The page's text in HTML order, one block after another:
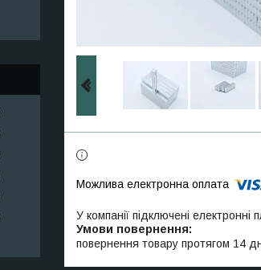
У компанії підключені
повернення товару протягом 14